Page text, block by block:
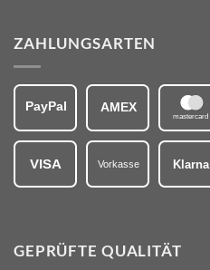
ZAHLUNGSARTEN
PayPal AMEX
mastercard
VISA Vorkasse Klarna
GEPRÜFTE QUALITÄT